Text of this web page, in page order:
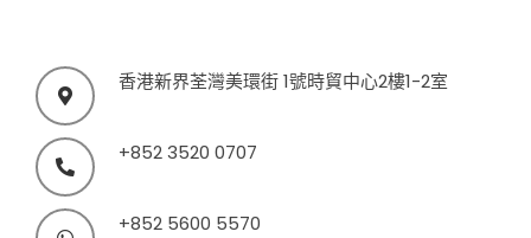
香港新界荃灣美環街 1號時貿中心2樓1-2室
+852 3520 0707
+852 5600 5570